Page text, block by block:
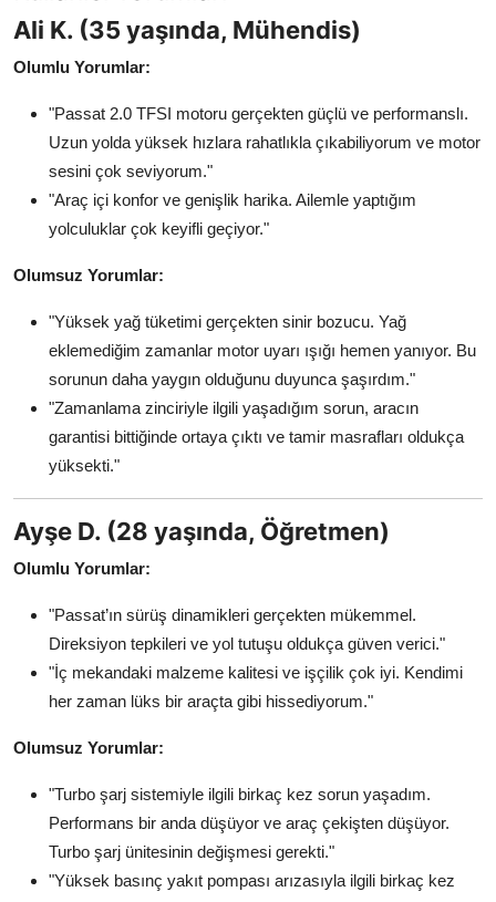
Ali K. (35 yaşında, Mühendis)
Olumlu Yorumlar:
"Passat 2.0 TFSI motoru gerçekten güçlü ve performanslı.
Uzun yolda yüksek hızlara rahatlıkla çıkabiliyorum ve motor
sesini çok seviyorum."
"Araç içi konfor ve genişlik harika. Ailemle yaptığım
yolculuklar çok keyifli geçiyor."
Olumsuz Yorumlar:
"Yüksek yağ tüketimi gerçekten sinir bozucu. Yağ
eklemediğim zamanlar motor uyarı ışığı hemen yanıyor. Bu
sorunun daha yaygın olduğunu duyunca şaşırdım."
"Zamanlama zinciriyle ilgili yaşadığım sorun, aracın
garantisi bittiğinde ortaya çıktı ve tamir masrafları oldukça
yüksekti."
Ayşe D. (28 yaşında, Öğretmen)
Olumlu Yorumlar:
"Passat’ın sürüş dinamikleri gerçekten mükemmel.
Direksiyon tepkileri ve yol tutuşu oldukça güven verici."
"İç mekandaki malzeme kalitesi ve işçilik çok iyi. Kendimi
her zaman lüks bir araçta gibi hissediyorum."
Olumsuz Yorumlar:
"Turbo şarj sistemiyle ilgili birkaç kez sorun yaşadım.
Performans bir anda düşüyor ve araç çekişten düşüyor.
Turbo şarj ünitesinin değişmesi gerekti."
"Yüksek basınç yakıt pompası arızasıyla ilgili birkaç kez